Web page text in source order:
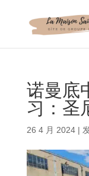
诺曼底
习：圣
26 4 月 2024|